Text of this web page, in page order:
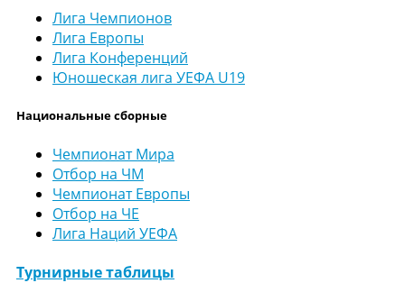
Лига Чемпионов
Лига Европы
Лига Конференций
Юношеская лига УЕФА U19
Национальные сборные
Чемпионат Мира
Отбор на ЧМ
Чемпионат Европы
Отбор на ЧЕ
Лига Наций УЕФА
Турнирные таблицы